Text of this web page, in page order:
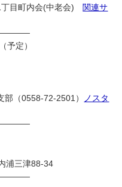
丁目町内会(中老会) 関連サ
予定）
部（0558-72-2501）
ノスタ
浦三津88-34